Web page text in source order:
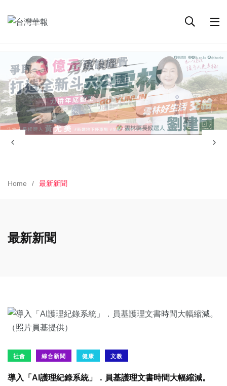
Home 最新新聞
最新新聞
社會 綜合新聞 健康 文教
導入「AI護理紀錄系統」．員基護理文書時間大幅縮減。